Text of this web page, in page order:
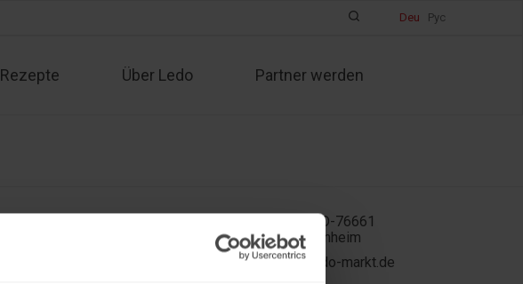
Deu Рус
Rezepte Über Ledo Partner werden
In der Kühweid 2a D-76661
Philippsburg-Huttenheim
ledo.informiert@ledo-markt.de